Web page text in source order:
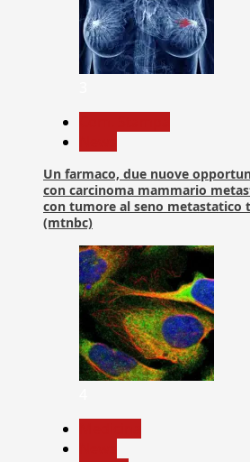
Un farmaco, due nuove
con carcinoma mammario
con tumore al seno metastatico
(mtnbc)